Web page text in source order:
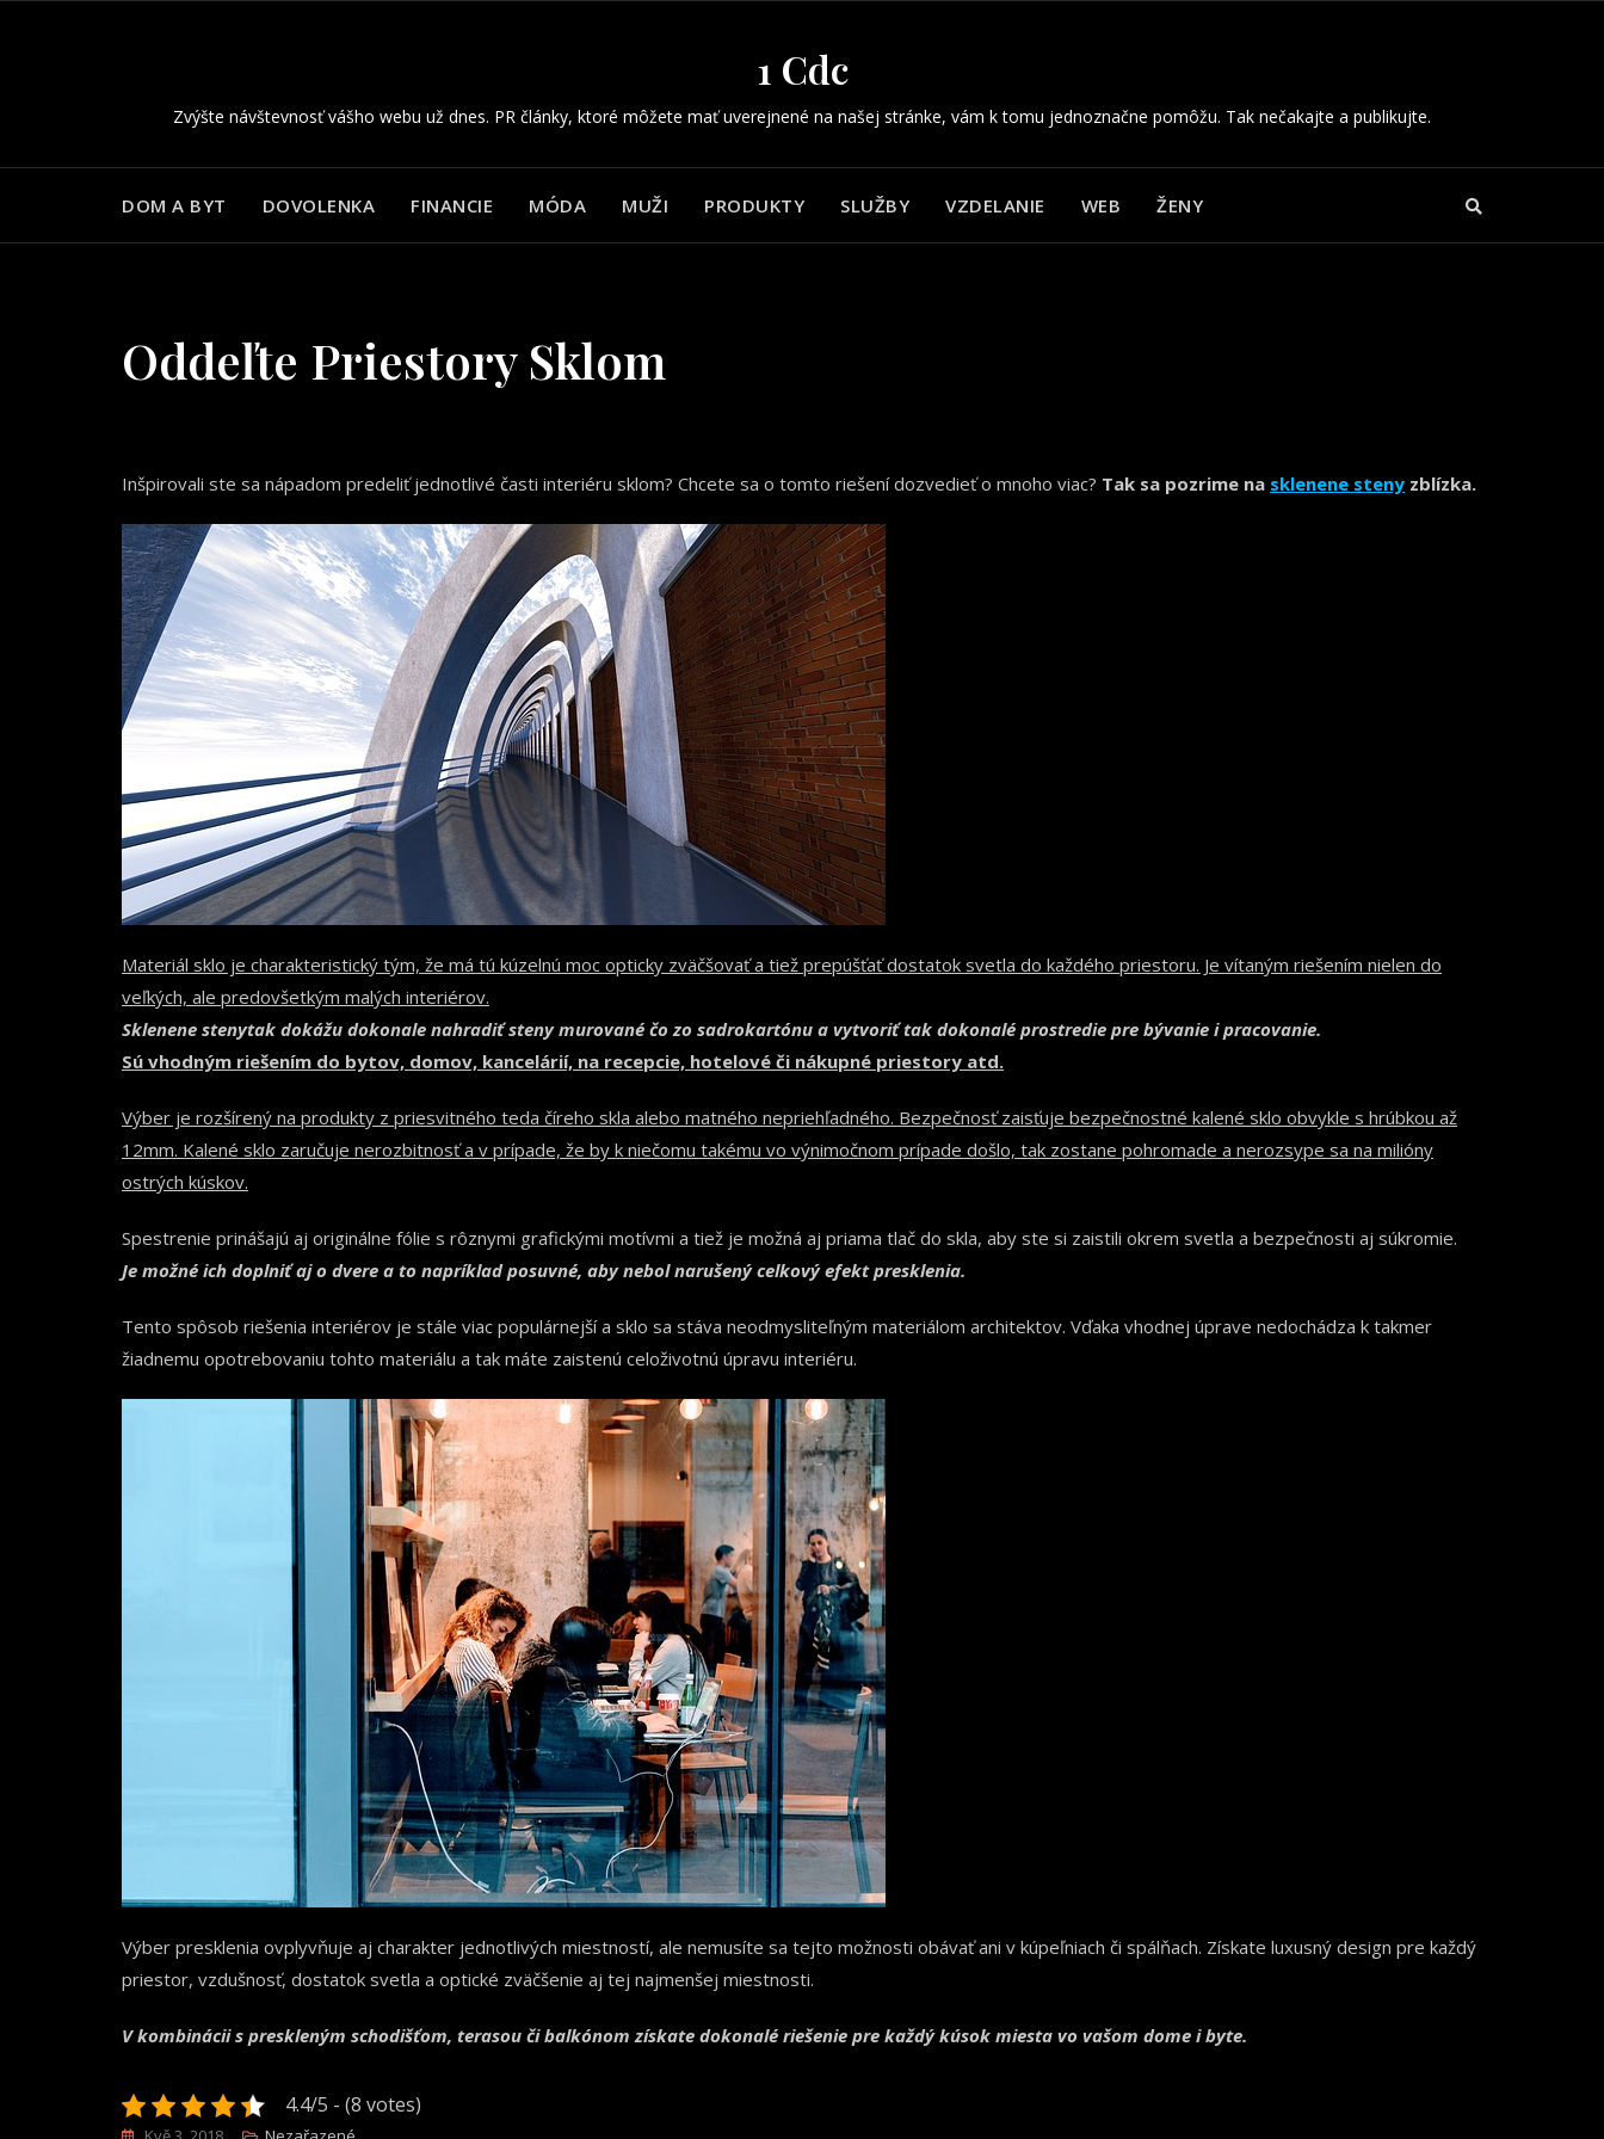
1 Cdc
Zvýšte návštevnosť vášho webu už dnes. PR články, ktoré môžete mať uverejnené na našej stránke, vám k tomu jednoznačne pomôžu. Tak nečakajte a publikujte.
DOM A BYT DOVOLENKA FINANCIE MÓDA MUŽI PRODUKTY SLUŽBY VZDELANIE WEB ŽENY
Oddeľte Priestory Sklom
Inšpirovali ste sa nápadom predeliť jednotlivé časti interiéru sklom? Chcete sa o tomto riešení dozvedieť o mnoho viac? Tak sa pozrime na sklenene steny zblízka.
Materiál sklo je charakteristický tým, že má tú kúzelnú moc opticky zväčšovať a tiež prepúšťať dostatok svetla do každého priestoru. Je vítaným riešením nielen do
veľkých, ale predovšetkým malých interiérov.
Sklenene stenytak dokážu dokonale nahradiť steny murované čo zo sadrokartónu a vytvoriť tak dokonalé prostredie pre bývanie i pracovanie.
Sú vhodným riešením do bytov, domov, kancelárií, na recepcie, hotelové či nákupné priestory atd.
Výber je rozšírený na produkty z priesvitného teda číreho skla alebo matného nepriehľadného. Bezpečnosť zaisťuje bezpečnostné kalené sklo obvykle s hrúbkou až
12mm. Kalené sklo zaručuje nerozbitnosť a v prípade, že by k niečomu takému vo výnimočnom prípade došlo, tak zostane pohromade a nerozsype sa na milióny
ostrých kúskov.
Spestrenie prinášajú aj originálne fólie s rôznymi grafickými motívmi a tiež je možná aj priama tlač do skla, aby ste si zaistili okrem svetla a bezpečnosti aj súkromie.
Je možné ich doplniť aj o dvere a to napríklad posuvné, aby nebol narušený celkový efekt presklenia.
Tento spôsob riešenia interiérov je stále viac populárnejší a sklo sa stáva neodmysliteľným materiálom architektov. Vďaka vhodnej úprave nedochádza k takmer
žiadnemu opotrebovaniu tohto materiálu a tak máte zaistenú celoživotnú úpravu interiéru.
Výber presklenia ovplyvňuje aj charakter jednotlivých miestností, ale nemusíte sa tejto možnosti obávať ani v kúpeľniach či spálňach. Získate luxusný design pre každý
priestor, vzdušnosť, dostatok svetla a optické zväčšenie aj tej najmenšej miestnosti.
V kombinácii s preskleným schodišťom, terasou či balkónom získate dokonalé riešenie pre každý kúsok miesta vo vašom dome i byte.
4.4/5 - (8 votes)